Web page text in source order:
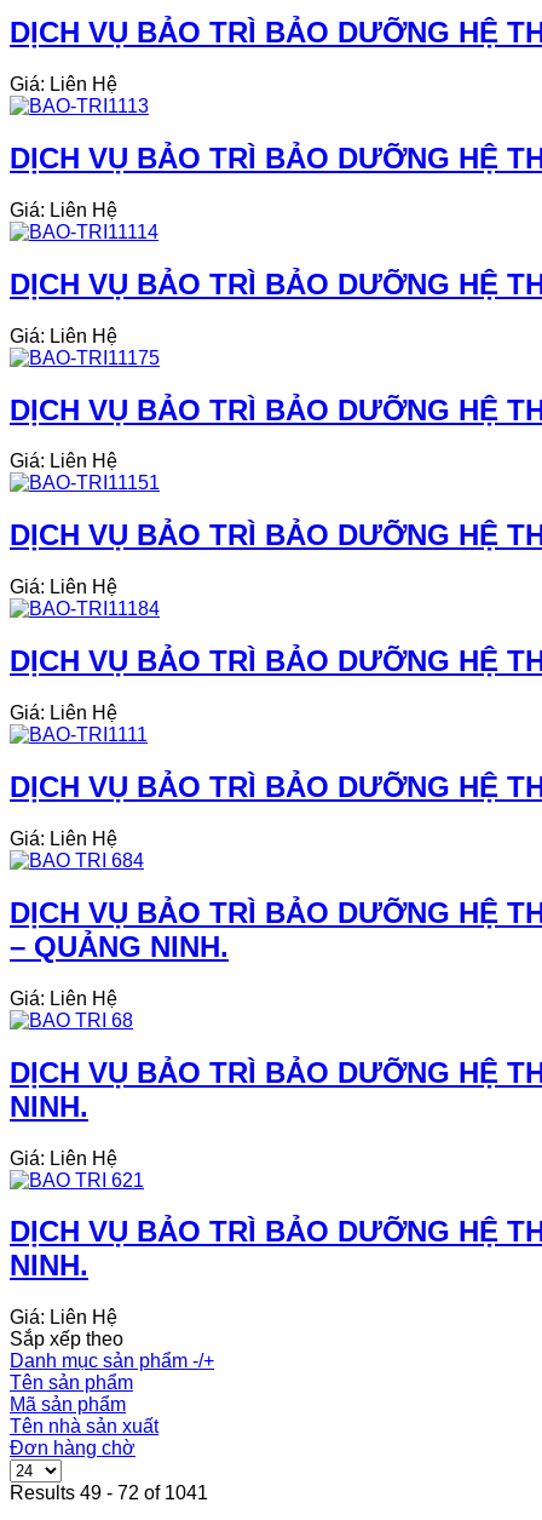
DỊCH VỤ BẢO TRÌ BẢO DƯỠNG HỆ
Giá: Liên Hệ
DỊCH VỤ BẢO TRÌ BẢO DƯỠNG HỆ
Giá: Liên Hệ
DỊCH VỤ BẢO TRÌ BẢO DƯỠNG HỆ
Giá: Liên Hệ
DỊCH VỤ BẢO TRÌ BẢO DƯỠNG HỆ
Giá: Liên Hệ
DỊCH VỤ BẢO TRÌ BẢO DƯỠNG HỆ
Giá: Liên Hệ
DỊCH VỤ BẢO TRÌ BẢO DƯỠNG HỆ
Giá: Liên Hệ
DỊCH VỤ BẢO TRÌ BẢO DƯỠNG HỆ
Giá: Liên Hệ
DỊCH VỤ BẢO TRÌ BẢO DƯỠNG HỆ
– QUẢNG NINH.
Giá: Liên Hệ
DỊCH VỤ BẢO TRÌ BẢO DƯỠNG HỆ
NINH.
Giá: Liên Hệ
DỊCH VỤ BẢO TRÌ BẢO DƯỠNG HỆ
NINH.
Giá: Liên Hệ
Sắp xếp theo
Danh mục sản phẩm -/+
Tên sản phẩm
Mã sản phẩm
Tên nhà sản xuất
Đơn hàng chờ
Results 49 - 72 of 1041